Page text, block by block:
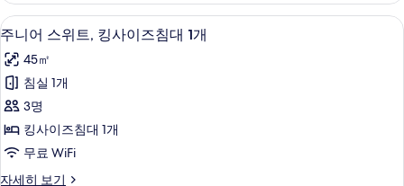
진
모
두
보
기
침
대
개
자
히
보
기
주
니
어
스
위
트,
킹
미니바, 객실 내 금고, 책상, 노트북 작
5
주니어 스위트, 킹사이즈침대 1개
45㎡
침실 1개
3명
킹사이즈침대 1개
무료 WiFi
자세히 보기
주